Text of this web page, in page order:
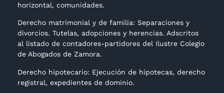
horizontal, comunidades.
Derecho matrimonial y de familia: Separaciones y
divorcios. Tutelas, adopciones y herencias. Adscritos
al listado de contadores-partidores del Ilustre Colegio
de Abogados de Zamora.
Derecho hipotecario: Ejecución de hipotecas, derecho
registral, expedientes de dominio.